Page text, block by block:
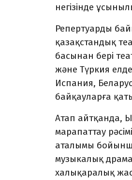
негізінде
Репертуарды
қазақстандық
басынан бері
және Түркия
Испания,
байқауларға
Атап айтқанда,
марапаттау
аталымы
музыкалық
халықаралық